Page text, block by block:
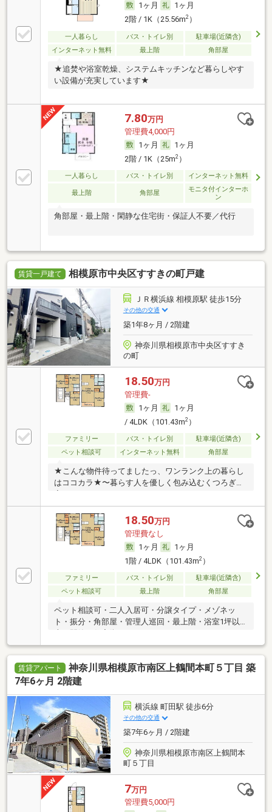
1ヶ月
1ヶ月
2階 / 1K（25.56m2）
一人暮らし バス・トイレ別
駐車場(近隣含)
インターネット無料
最上階 角部屋
★追焚や浴室乾燥、システムキッチンなど暮らしやす
い設備が充実しています★
7.80万円
管理費4,000円
1ヶ月
1ヶ月
2階 / 1K（25m2）
一人暮らし バス・トイレ別 インターネット無料
最上階 角部屋
モニタ付インターホ
ン
角部屋・最上階・閑静な住宅街・保証人不要／代行
賃貸一戸建て 相模原市中央区すすきの町戸建
ＪＲ横浜線 相模原駅 徒歩15分
その他の交通
築1年8ヶ月 / 2階建
神奈川県相模原市中央区すすき
の町
18.50万円
管理費-
1ヶ月
1ヶ月
/ 4LDK（101.43m2）
ファミリー バス・トイレ別
駐車場(近隣含)
ペット相談可
インターネット無料 角部屋
★こんな物件待ってましたっ、ワンランク上の暮らし
はココカラ★〜暮らす人を優しく包み込むくつろぎの
18.50万円
管理費なし
1ヶ月
1ヶ月
1階 / 4LDK（101.43m2）
ファミリー バス・トイレ別
駐車場(近隣含)
ペット相談可
最上階 角部屋
ペット相談可・二人入居可・分譲タイプ・メゾネッ
ト・振分・角部屋・管理人巡回・最上階・浴室1坪以
賃貸アパート
神奈川県相模原市南区上鶴間本町５丁目 築
7年6ヶ月 2階建
横浜線 町田駅 徒歩6分
その他の交通
築7年6ヶ月 / 2階建
神奈川県相模原市南区上鶴間本
町５丁目
7万円
管理費5,000円